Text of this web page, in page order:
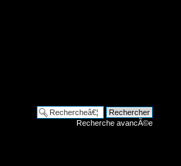
Recherche avancÃ©e